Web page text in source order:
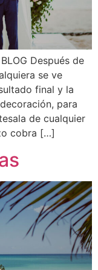
Después de
se ve
final y la
para
de cualquier
cobra […]